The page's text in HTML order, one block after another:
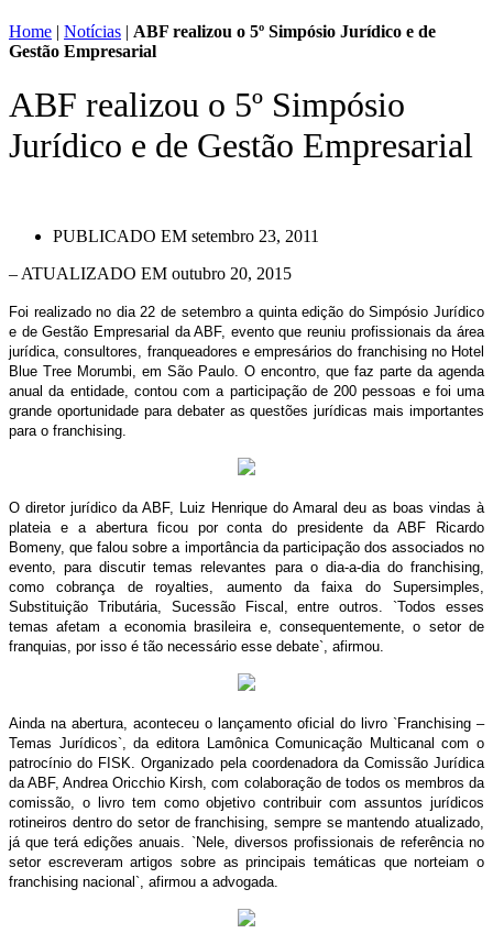
Home | Notícias | ABF realizou o 5º Simpósio Jurídico e de
Gestão Empresarial
ABF realizou o 5º Simpósio
Jurídico e de Gestão Empresarial
PUBLICADO EM setembro 23, 2011
– ATUALIZADO EM outubro 20, 2015
Foi realizado no dia 22 de setembro a quinta edição do Simpósio Jurídico
e de Gestão Empresarial da ABF, evento que reuniu profissionais da área
jurídica, consultores, franqueadores e empresários do franchising no Hotel
Blue Tree Morumbi, em São Paulo. O encontro, que faz parte da agenda
anual da entidade, contou com a participação de 200 pessoas e foi uma
grande oportunidade para debater as questões jurídicas mais importantes
para o franchising.
O diretor jurídico da ABF, Luiz Henrique do Amaral deu as boas vindas à
plateia e a abertura ficou por conta do presidente da ABF Ricardo
Bomeny, que falou sobre a importância da participação dos associados no
evento, para discutir temas relevantes para o dia-a-dia do franchising,
como cobrança de royalties, aumento da faixa do Supersimples,
Substituição Tributária, Sucessão Fiscal, entre outros. `Todos esses
temas afetam a economia brasileira e, consequentemente, o setor de
franquias, por isso é tão necessário esse debate`, afirmou.
Ainda na abertura, aconteceu o lançamento oficial do livro `Franchising –
Temas Jurídicos`, da editora Lamônica Comunicação Multicanal com o
patrocínio do FISK. Organizado pela coordenadora da Comissão Jurídica
da ABF, Andrea Oricchio Kirsh, com colaboração de todos os membros da
comissão, o livro tem como objetivo contribuir com assuntos jurídicos
rotineiros dentro do setor de franchising, sempre se mantendo atualizado,
já que terá edições anuais. `Nele, diversos profissionais de referência no
setor escreveram artigos sobre as principais temáticas que norteiam o
franchising nacional`, afirmou a advogada.